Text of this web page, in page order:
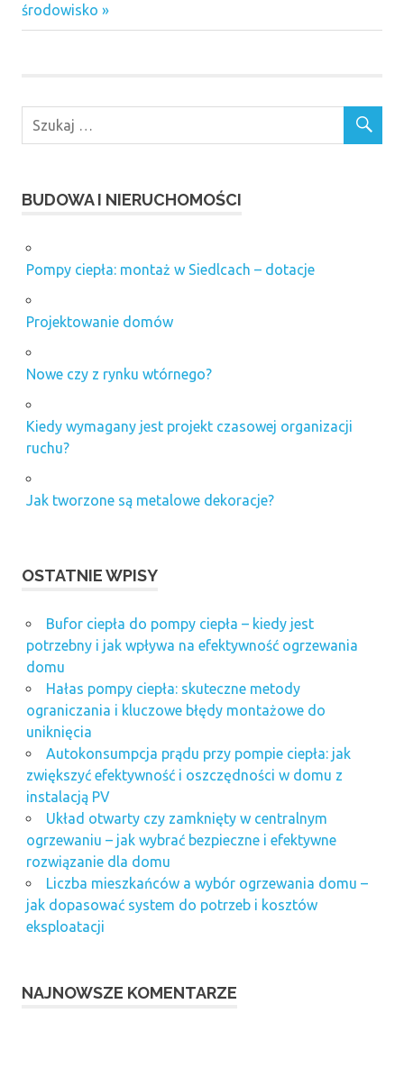
środowisko
BUDOWA I NIERUCHOMOŚCI
Pompy ciepła: montaż w Siedlcach – dotacje
Projektowanie domów
Nowe czy z rynku wtórnego?
Kiedy wymagany jest projekt czasowej organizacji
ruchu?
Jak tworzone są metalowe dekoracje?
OSTATNIE WPISY
Bufor ciepła do pompy ciepła – kiedy jest
potrzebny i jak wpływa na efektywność ogrzewania
domu
Hałas pompy ciepła: skuteczne metody
ograniczania i kluczowe błędy montażowe do
uniknięcia
Autokonsumpcja prądu przy pompie ciepła: jak
zwiększyć efektywność i oszczędności w domu z
instalacją PV
Układ otwarty czy zamknięty w centralnym
ogrzewaniu – jak wybrać bezpieczne i efektywne
rozwiązanie dla domu
Liczba mieszkańców a wybór ogrzewania domu –
jak dopasować system do potrzeb i kosztów
eksploatacji
NAJNOWSZE KOMENTARZE